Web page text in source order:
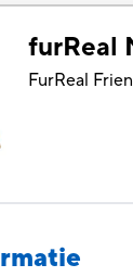
furReal
FurReal